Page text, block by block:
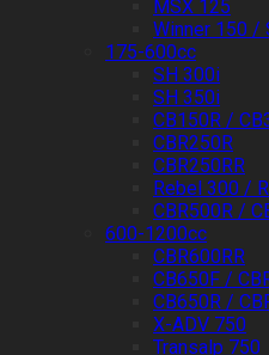
MSX 125
Winner 150 /
175-600cc
SH 300i
SH 350i
CB150R /
CBR250R
CBR250RR
Rebel 300 /
CBR500R /
600-1200cc
CBR600RR
CB650F /
CB650R /
X-ADV 750
Transalp 750